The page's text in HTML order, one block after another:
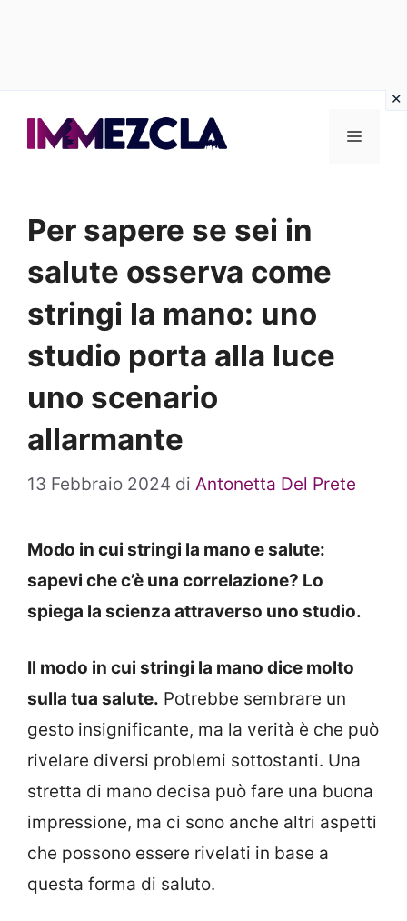
Menu
Per sapere se sei in
salute osserva come
stringi la mano: uno
studio porta alla luce
uno scenario
allarmante
13 Febbraio 2024 di Antonetta Del Prete
Modo in cui stringi la mano e salute:
sapevi che c’è una correlazione? Lo
spiega la scienza attraverso uno studio.
Il modo in cui stringi la mano dice molto
sulla tua salute. Potrebbe sembrare un
gesto insignificante, ma la verità è che può
rivelare diversi problemi sottostanti. Una
stretta di mano decisa può fare una buona
impressione, ma ci sono anche altri aspetti
che possono essere rivelati in base a
questa forma di saluto.